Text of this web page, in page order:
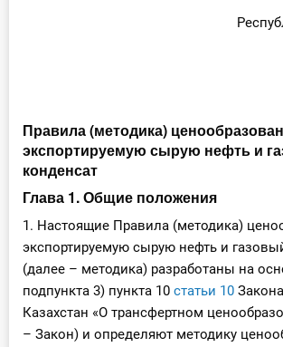
Правила (методика)
экспортируемую сырую нефть и
конденсат
Глава 1. Общие положения
1. Настоящие Правила (методика)
экспортируемую сырую нефть и
(далее – методика) разработаны на
подпункта 3) пункта 10 статьи 10
Казахстан «О трансфертном
– Закон) и определяют методику